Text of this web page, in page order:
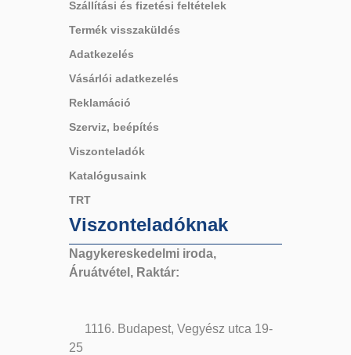
Szállítási és fizetési feltételek
Termék visszaküldés
Adatkezelés
Vásárlói adatkezelés
Reklamáció
Szerviz, beépítés
Viszonteladók
Katalógusaink
TRT
Viszonteladóknak
Nagykereskedelmi iroda,
Áruátvétel, Raktár:
1116. Budapest, Vegyész utca 19-
25